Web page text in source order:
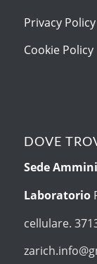
Privacy Policy
Cookie Policy
DOVE
Sede
Laboratorio
cellulare.